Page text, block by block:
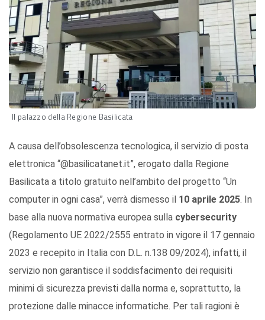
Il palazzo della Regione Basilicata
A causa dell’obsolescenza tecnologica, il servizio di posta
elettronica “@basilicatanet.it”, erogato dalla Regione
Basilicata a titolo gratuito nell’ambito del progetto “Un
computer in ogni casa”, verrà dismesso il 10 aprile 2025. In
base alla nuova normativa europea sulla cybersecurity
(Regolamento UE 2022/2555 entrato in vigore il 17 gennaio
2023 e recepito in Italia con D.L. n.138 09/2024), infatti, il
servizio non garantisce il soddisfacimento dei requisiti
minimi di sicurezza previsti dalla norma e, soprattutto, la
protezione dalle minacce informatiche. Per tali ragioni è